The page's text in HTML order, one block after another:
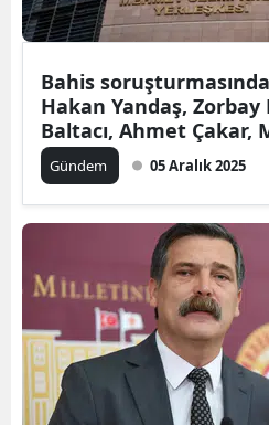
Bahis
Hakan Yandaş,
Baltacı, Ahmet Çakar,
Gündem 05 Aralık 2025